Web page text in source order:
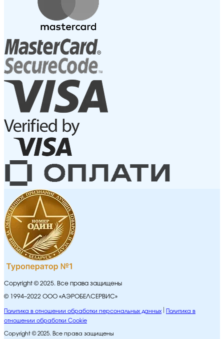
Copyright © 2025. Все права защищены
© 1994–2022 ООО «АЭРОБЕЛСЕРВИС»
Политика в отношении обработки персональных данных
Политика в
отношении обработки Cookie
Copyright © 2025. Все права защищены